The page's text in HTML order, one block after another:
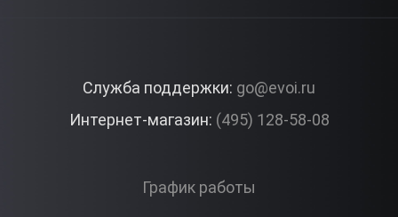
Premium
Контакты
Вопросы и ответы
Корпоративные подарки
Служба поддержки: go@evoi.ru
Интернет-магазин: (495) 128-58-08
График работы